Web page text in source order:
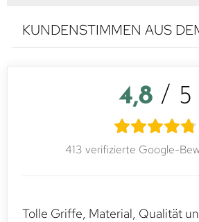
KUNDENSTIMMEN AUS
4,8 / 5
413 verifizierte Google-
Tolle Griffe, Material, Qualität